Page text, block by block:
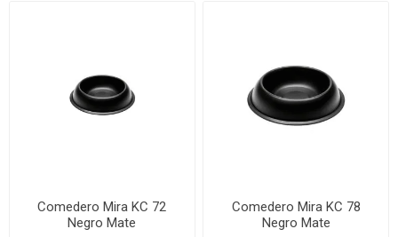
Comedero Mira KC 72
Negro Mate
Comedero Mira KC 78
Negro Mate